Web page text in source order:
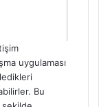
uygulaması
Bu